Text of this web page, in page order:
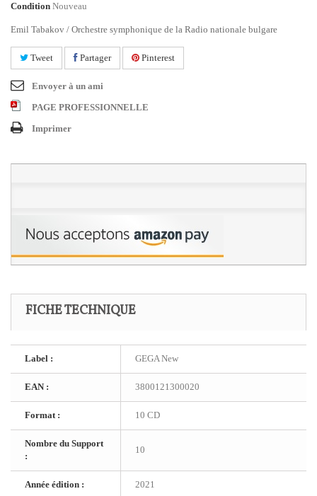
Condition Nouveau
Emil Tabakov / Orchestre symphonique de la Radio nationale bulgare
Tweet Partager Pinterest
Envoyer à un ami
PAGE PROFESSIONNELLE
Imprimer
FICHE TECHNIQUE
Label : GEGA New
EAN : 3800121300020
Format : 10 CD
Nombre du Support
:
10
Année édition : 2021